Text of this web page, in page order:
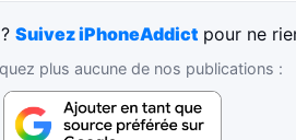
?Suivez iPhoneAddict pour ne
plus aucune de nos publications :